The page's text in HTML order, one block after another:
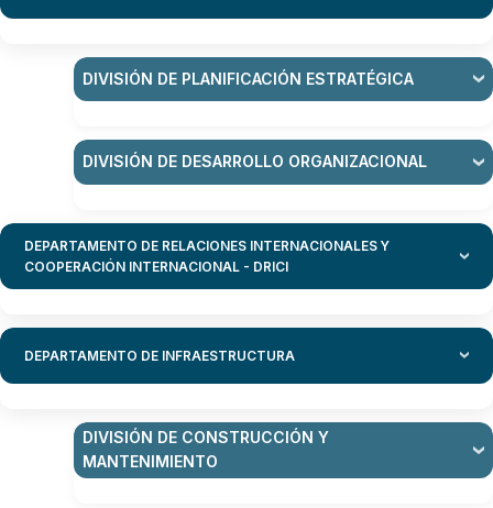
DIVISIÓN DE PLANIFICACIÓN ESTRATÉGICA
DIVISIÓN DE DESARROLLO ORGANIZACIONAL
DEPARTAMENTO DE RELACIONES INTERNACIONALES Y
COOPERACIÓN INTERNACIONAL - DRICI
DEPARTAMENTO DE INFRAESTRUCTURA
DIVISIÓN DE CONSTRUCCIÓN Y
MANTENIMIENTO